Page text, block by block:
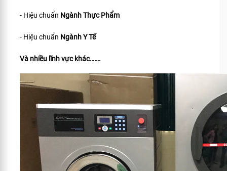
- Hiệu chuẩn Ngành Thực Phẩm
- Hiệu chuẩn Ngành Y Tế
Và nhiều lĩnh vực khác…….